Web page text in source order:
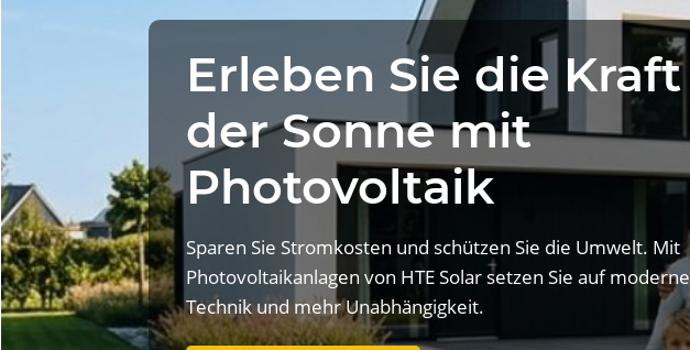
Erleben Sie die Kraft
der Sonne mit
Photovoltaik
Sparen Sie Stromkosten und schützen Sie die Umwelt. Mit
Photovoltaikanlagen von HTE Solar setzen Sie auf moderne
Technik und mehr Unabhängigkeit.